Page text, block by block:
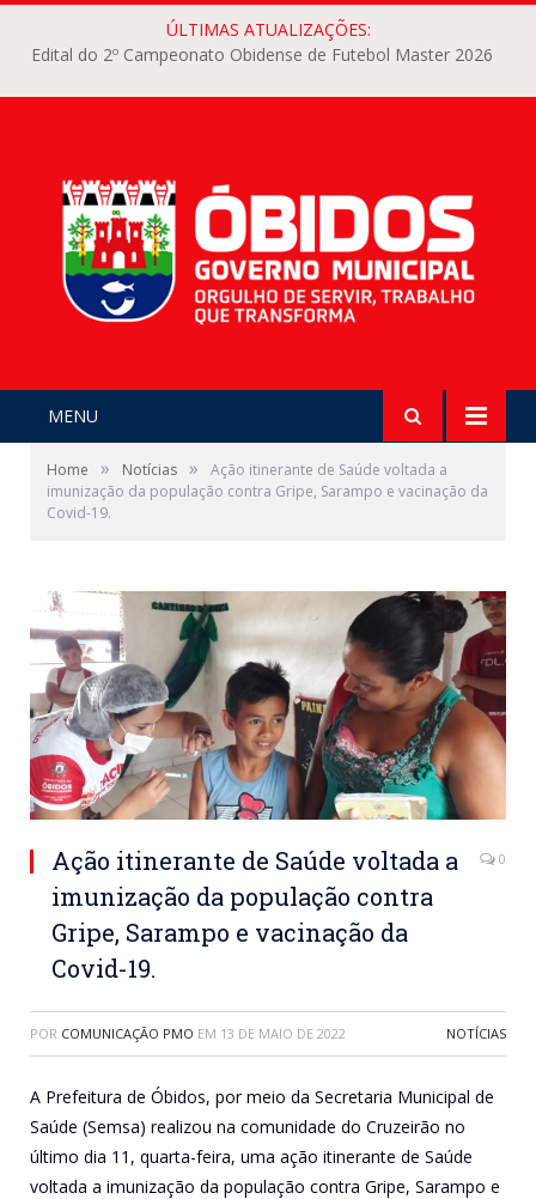
ÚLTIMAS ATUALIZAÇÕES:
Edital do 2º Campeonato Obidense de Futebol Master 2026
MENU
Home » Notícias »
Ação itinerante de Saúde voltada a
imunização da população contra Gripe, Sarampo e vacinação da
Covid-19.
Ação itinerante de Saúde voltada a
imunização da população contra
Gripe, Sarampo e vacinação da
Covid-19.
0
POR COMUNICAÇÃO PMO EM 13 DE MAIO DE 2022 NOTÍCIAS
A Prefeitura de Óbidos, por meio da Secretaria Municipal de
Saúde (Semsa) realizou na comunidade do Cruzeirão no
último dia 11, quarta-feira, uma ação itinerante de Saúde
voltada a imunização da população contra Gripe, Sarampo e